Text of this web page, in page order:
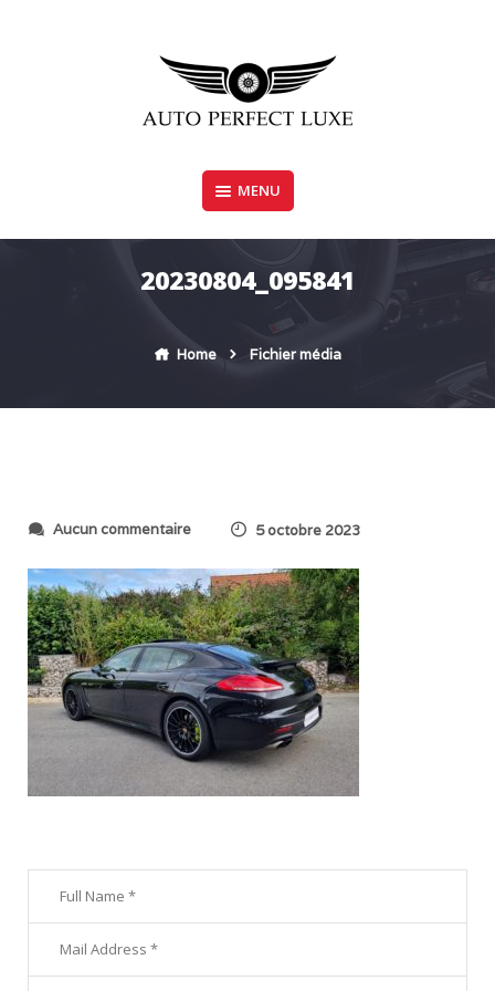
AUTO PERFECT LUXE
MENU
20230804_095841
Home Fichier média
Aucun commentaires
r
2
0
2
3
0
8
0
4
_
0
9
5 octobre 2023